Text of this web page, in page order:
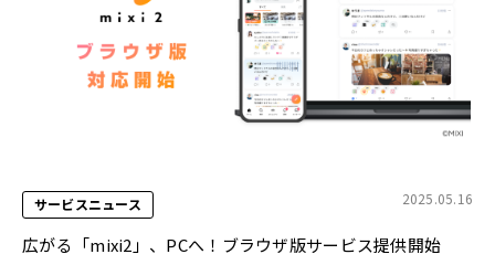
サービスニュース 2025.05.16
広がる「mixi2」、PCへ！ブラウザ版サービス提供開始